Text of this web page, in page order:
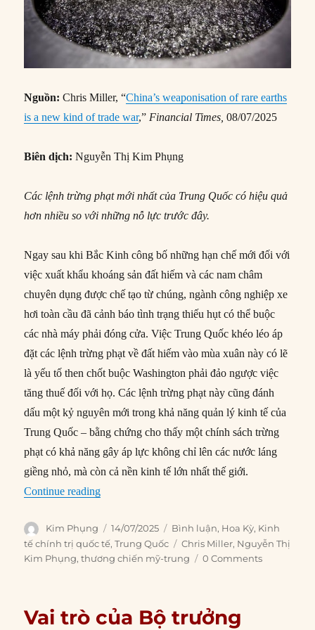
Nguồn: Chris Miller, “China’s weaponisation of rare earths
is a new kind of trade war,”Financial Times, 08/07/2025
Biên dịch: Nguyễn Thị Kim Phụng
Các lệnh trừng phạt mới nhất của Trung Quốc có hiệu quả
hơn nhiều so với những nỗ lực trước đây.
Ngay sau khi Bắc Kinh công bố những hạn chế mới đối với
việc xuất khẩu khoáng sản đất hiếm và các nam châm
chuyên dụng được chế tạo từ chúng, ngành công nghiệp xe
hơi toàn cầu đã cảnh báo tình trạng thiếu hụt có thể buộc
các nhà máy phải đóng cửa. Việc Trung Quốc khéo léo áp
đặt các lệnh trừng phạt về đất hiếm vào mùa xuân này có lẽ
là yếu tố then chốt buộc Washington phải đảo ngược việc
tăng thuế đối với họ. Các lệnh trừng phạt này cũng đánh
dấu một kỷ nguyên mới trong khả năng quản lý kinh tế của
Trung Quốc – bằng chứng cho thấy một chính sách trừng
phạt có khả năng gây áp lực không chỉ lên các nước láng
giềng nhỏ, mà còn cả nền kinh tế lớn nhất thế giới.
Continue reading“Việc Trung Quốc vũ khí hóa đất hiếm là một
Author
Kim Phụng
Posted
on
14/07/2025 Categories
Bình luận, Hoa Kỳ, Kinh
tế chính trị quốc tế,Trung Quốc Tags
Chris Miller, Nguyễn Thị
Kim Phụng,thương chiến mỹ-trung 0 Comments
Vai trò của Bộ trưởng